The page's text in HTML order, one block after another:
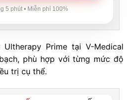
5 phút • Miễn phí 100%
Prime tại V-Medical
phù hợp với từng mức độ
trị cụ thể.